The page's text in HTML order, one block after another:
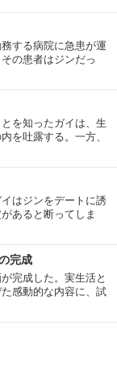
するが、映画を撮影
ってくれない。最後
ない」と言われてし
する病院に急患が運
の患者はジンだっ
病するガイ。そんな
しか会えないじゃな
てしまうジンだっ
を知ったガイは、生
を吐露する。一方、
めかせる。しかし、
く、仲直りのために
組んだ大芝居だった
はジンをデートに誘
あると断ってしま
ィナーができると思
ている人が。ジンと
うとするガイだった
完成
完成した。実生活と
感動的な内容に、試